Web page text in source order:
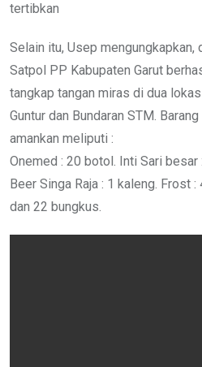
tertibkan
Selain itu, Usep mengungkapkan,
Satpol PP Kabupaten Garut
tangkap tangan miras di dua
Guntur dan Bundaran STM.
amankan meliputi :
Onemed : 20 botol. Inti Sari
Beer Singa Raja : 1 kaleng. Frost
dan 22 bungkus.